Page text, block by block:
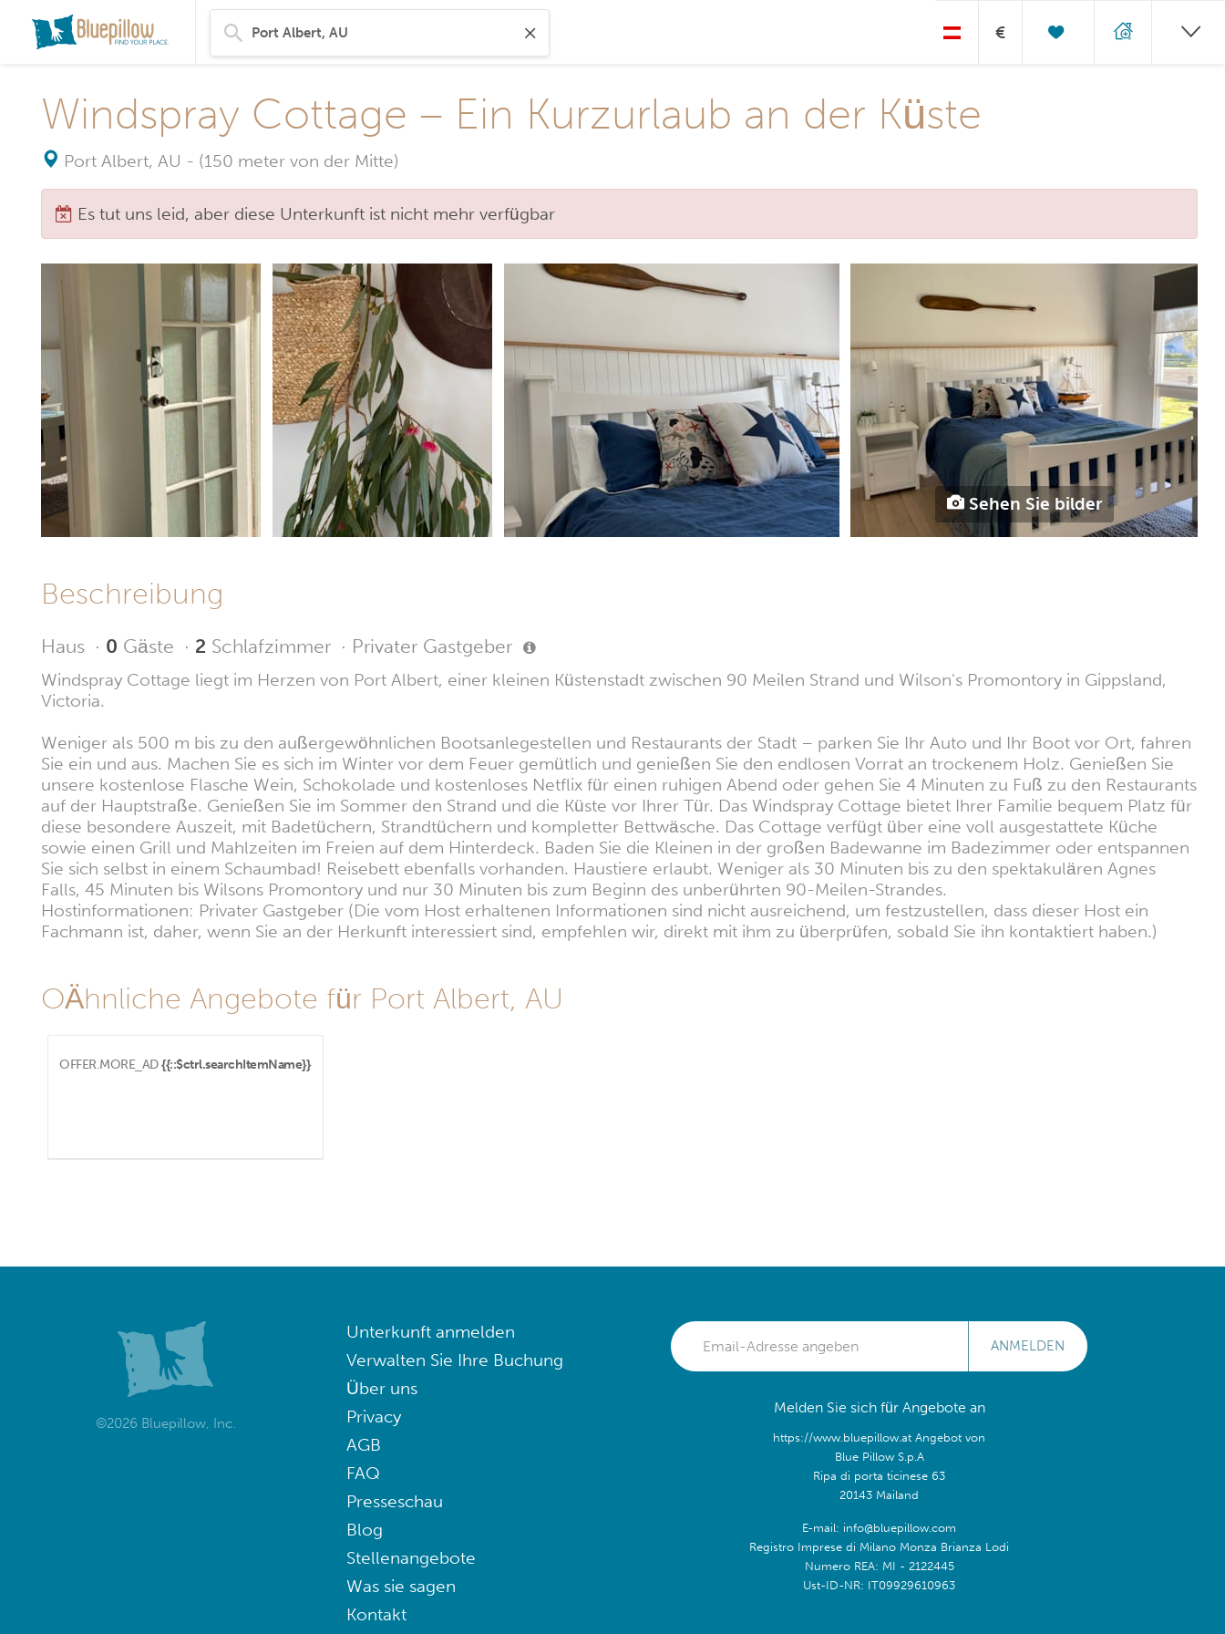
€
Windspray Cottage – Ein Kurzurlaub an der Küste
Port Albert, AU - (150 meter von der Mitte)
Es tut uns leid, aber diese Unterkunft ist nicht mehr verfügbar
Sehen Sie bilder
Beschreibung
Haus · 0 Gäste · 2 Schlafzimmer · Privater Gastgeber
Windspray Cottage liegt im Herzen von Port Albert, einer kleinen Küstenstadt zwischen 90 Meilen Strand und Wilson's Promontory in Gippsland,
Victoria.
Weniger als 500 m bis zu den außergewöhnlichen Bootsanlegestellen und Restaurants der Stadt – parken Sie Ihr Auto und Ihr Boot vor Ort, fahren
Sie ein und aus. Machen Sie es sich im Winter vor dem Feuer gemütlich und genießen Sie den endlosen Vorrat an trockenem Holz. Genießen Sie
unsere kostenlose Flasche Wein, Schokolade und kostenloses Netflix für einen ruhigen Abend oder gehen Sie 4 Minuten zu Fuß zu den Restaurants
auf der Hauptstraße. Genießen Sie im Sommer den Strand und die Küste vor Ihrer Tür. Das Windspray Cottage bietet Ihrer Familie bequem Platz für
diese besondere Auszeit, mit Badetüchern, Strandtüchern und kompletter Bettwäsche. Das Cottage verfügt über eine voll ausgestattete Küche
sowie einen Grill und Mahlzeiten im Freien auf dem Hinterdeck. Baden Sie die Kleinen in der großen Badewanne im Badezimmer oder entspannen
Sie sich selbst in einem Schaumbad! Reisebett ebenfalls vorhanden. Haustiere erlaubt. Weniger als 30 Minuten bis zu den spektakulären Agnes
Falls, 45 Minuten bis Wilsons Promontory und nur 30 Minuten bis zum Beginn des unberührten 90-Meilen-Strandes.
Hostinformationen: Privater Gastgeber (Die vom Host erhaltenen Informationen sind nicht ausreichend, um festzustellen, dass dieser Host ein
Fachmann ist, daher, wenn Sie an der Herkunft interessiert sind, empfehlen wir, direkt mit ihm zu überprüfen, sobald Sie ihn kontaktiert haben.)
OÄhnliche Angebote für Port Albert, AU
OFFER.MORE_AD {{::$ctrl.searchItemName}}
©2026 Bluepillow, Inc.
Unterkunft anmelden
Verwalten Sie Ihre Buchung
Über uns
Privacy
AGB
FAQ
Presseschau
Blog
Stellenangebote
Was sie sagen
Kontakt
ANMELDEN
Melden Sie sich für Angebote an
https://www.bluepillow.at Angebot von
Blue Pillow S.p.A
Ripa di porta ticinese 63
20143 Mailand
E-mail: info@bluepillow.com
Registro Imprese di Milano Monza Brianza Lodi
Numero REA: MI - 2122445
Ust-ID-NR: IT09929610963